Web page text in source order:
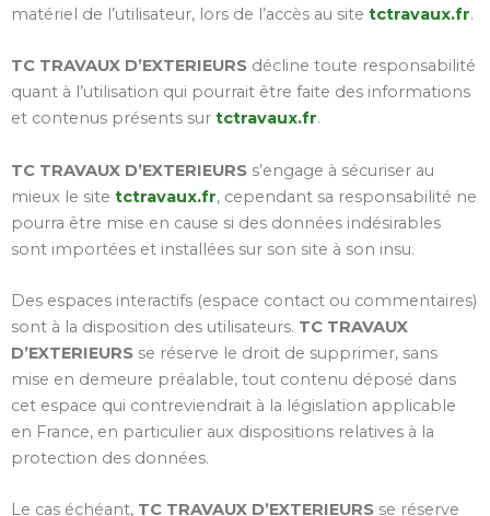
matériel de l’utilisateur, lors de l’accès au site tctravaux.fr.
TC TRAVAUX D’EXTERIEURS décline toute responsabilité
quant à l’utilisation qui pourrait être faite des informations
et contenus présents sur tctravaux.fr.
TC TRAVAUX D’EXTERIEURS s’engage à sécuriser au
mieux le site tctravaux.fr, cependant sa responsabilité ne
pourra être mise en cause si des données indésirables
sont importées et installées sur son site à son insu.
Des espaces interactifs (espace contact ou commentaires)
sont à la disposition des utilisateurs. TC TRAVAUX
D’EXTERIEURS se réserve le droit de supprimer, sans
mise en demeure préalable, tout contenu déposé dans
cet espace qui contreviendrait à la législation applicable
en France, en particulier aux dispositions relatives à la
protection des données.
Le cas échéant, TC TRAVAUX D’EXTERIEURS se réserve